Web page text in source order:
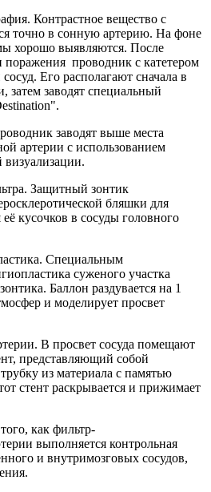
Контрастное вещество с
точно в сонную артерию. На фоне
хорошо выявляются. После
поражения проводник с катетером
Его располагают сначала в
затем заводят специальный
заводят выше места
артерии с использованием
Защитный зонтик
бляшки для
кусочков в сосуды головного
Специальным
суженого участка
Баллон раздувается на 1
и моделирует просвет
В просвет сосуда помещают
представляющий собой
из материала с памятью
стент раскрывается и прижимает
как фильтр-
выполняется контрольная
и внутримозговых сосудов,